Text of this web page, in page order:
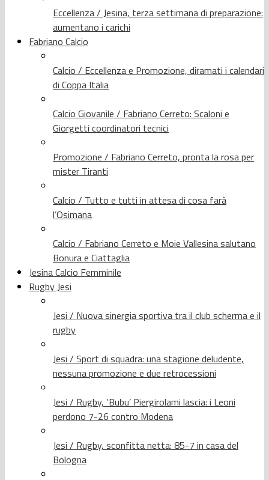
Eccellenza / Jesina, terza settimana di preparazione:
aumentano i carichi
Fabriano Calcio
Calcio / Eccellenza e Promozione, diramati i calendari
di Coppa Italia
Calcio Giovanile / Fabriano Cerreto: Scaloni e
Giorgetti coordinatori tecnici
Promozione / Fabriano Cerreto, pronta la rosa per
mister Tiranti
Calcio / Tutto e tutti in attesa di cosa farà
l’Osimana
Calcio / Fabriano Cerreto e Moie Vallesina salutano
Bonura e Ciattaglia
Jesina Calcio Femminile
Rugby Jesi
Jesi / Nuova sinergia sportiva tra il club scherma e il
rugby
Jesi / Sport di squadra: una stagione deludente,
nessuna promozione e due retrocessioni
Jesi / Rugby, ‘Bubu’ Piergirolami lascia: i Leoni
perdono 7-26 contro Modena
Jesi / Rugby, sconfitta netta: 85-7 in casa del
Bologna